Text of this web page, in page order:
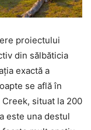
proiectului
din sălbăticia
exactă a
se află în
situat la 200
este una destul